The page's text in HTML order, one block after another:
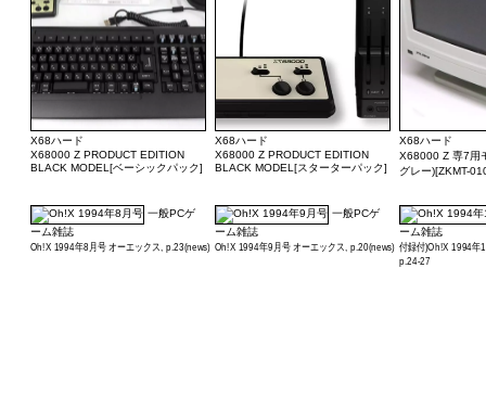
X68ハード
X68000 Z PRODUCT EDITION
BLACK MODEL[ベーシックパック]
X68ハード
X68000 Z PRODUCT EDITION
BLACK MODEL[スターターパック]
X68ハード
X68000 Z 専7用
グレー)[ZKMT-
一般PCゲ
ーム雑誌
Oh!X 1994年8月号 オーエックス, p.23(news)
一般PCゲ
ーム雑誌
Oh!X 1994年9月号 オーエックス, p.20(news)
ーム雑誌
付録付)Oh!X 1994年
p.24-27